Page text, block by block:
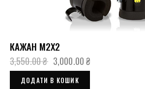
КАЖАН М2Х2
3,550.00₴ 3,000.00₴
ДОДАТИ В КОШИК